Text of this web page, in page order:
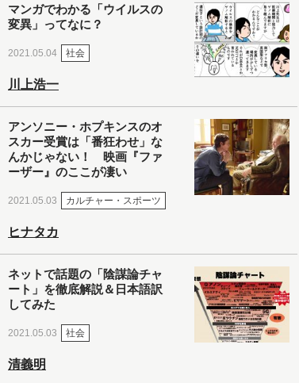
マンガでわかる「ウイルスの
変異」ってなに？
2021.05.04 社会
川上浩一
アンソニー・ホプキンスのオ
スカー受賞は「番狂わせ」な
んかじゃない！ 映画『ファ
ーザー』のここが凄い
2021.05.03 カルチャー・スポーツ
ヒナタカ
ネットで話題の「陰謀論チャ
ート」を徹底解説＆日本語訳
してみた
2021.05.03 社会
清義明